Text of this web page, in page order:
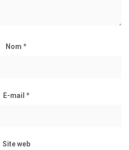
Nom *
E-mail *
Site web